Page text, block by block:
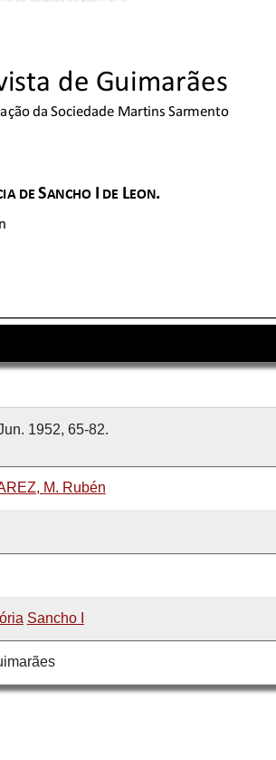
1952, 65-82.
M. Rubén
Sancho I